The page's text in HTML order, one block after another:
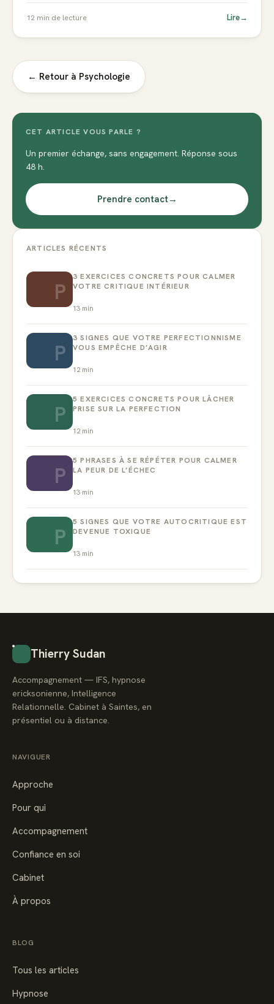
12 min de lecture Lire→
← Retour à Psychologie
CET ARTICLE VOUS PARLE ?
Un premier échange, sans engagement. Réponse sous
48 h.
Prendre contact→
ARTICLES RÉCENTS
P
3 EXERCICES CONCRETS POUR CALMER
VOTRE CRITIQUE INTÉRIEUR
13 min
P
3 SIGNES QUE VOTRE PERFECTIONNISME
VOUS EMPÊCHE D’AGIR
12min
P
5 EXERCICES CONCRETS POUR LÂCHER
PRISE SUR LA PERFECTION
12min
P
5 PHRASES À SE RÉPÉTER POUR CALMER
LA PEUR DE L’ÉCHEC
13 min
P
5 SIGNES QUE VOTRE AUTOCRITIQUE EST
DEVENUE TOXIQUE
13 min
Thierry Sudan
Accompagnement — IFS, hypnose
ericksonienne, Intelligence
Relationnelle. Cabinet à Saintes, en
présentiel ou à distance.
NAVIGUER
Approche
Pour qui
Accompagnement
Confiance en soi
Cabinet
À propos
BLOG
Tous les articles
Hypnose